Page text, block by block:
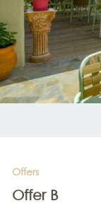
Offers
Offer B